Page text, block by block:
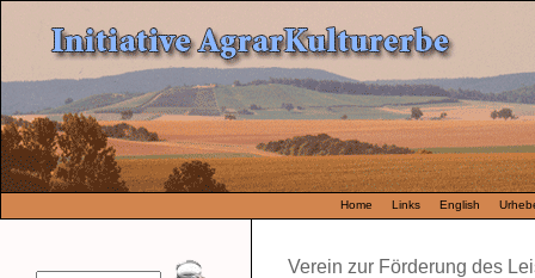
Home Links English
Verein zur Förderung des